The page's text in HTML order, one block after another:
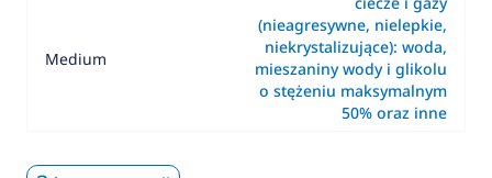
Medium
(nieagresywne, nielepkie,
niekrystalizujące): woda,
mieszaniny wody i glikolu
o stężeniu maksymalnym
50% oraz inne